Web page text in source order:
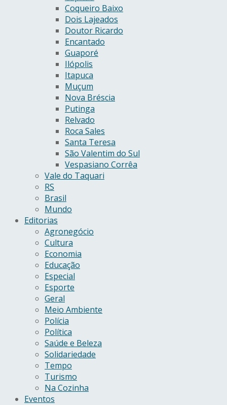
Coqueiro Baixo
Dois Lajeados
Doutor Ricardo
Encantado
Guaporé
Ilópolis
Itapuca
Muçum
Nova Bréscia
Putinga
Relvado
Roca Sales
Santa Teresa
São Valentim do Sul
Vespasiano Corrêa
Vale do Taquari
RS
Brasil
Mundo
Editorias
Agronegócio
Cultura
Economia
Educação
Especial
Esporte
Geral
Meio Ambiente
Polícia
Política
Saúde e Beleza
Solidariedade
Tempo
Turismo
Na Cozinha
Eventos